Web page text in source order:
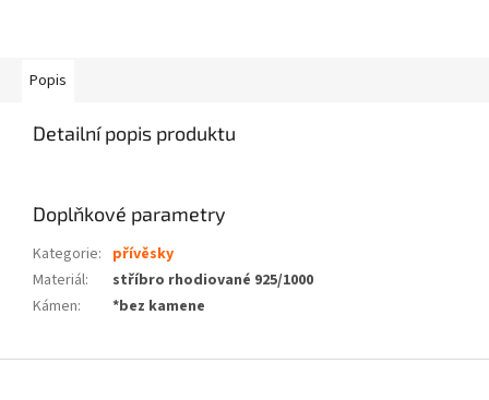
Popis
Detailní popis produktu
Doplňkové parametry
Kategorie: přívěsky
Materiál:
stříbro rhodiované 925/1000
Kámen: *bez kamene